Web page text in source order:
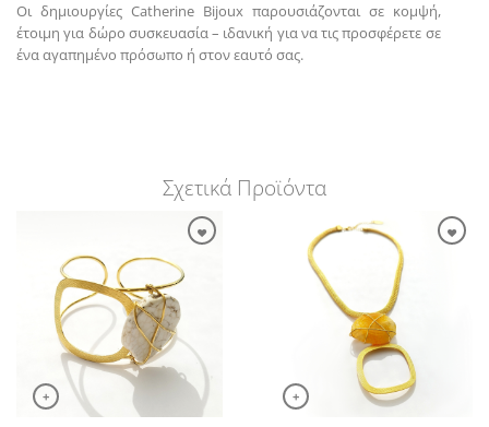
Οι δημιουργίες Catherine Bijoux παρουσιάζονται σε κομψή,
έτοιμη για δώρο συσκευασία – ιδανική για να τις προσφέρετε σε
ένα αγαπημένο πρόσωπο ή στον εαυτό σας.
Σχετικά Προϊόντα
+ +